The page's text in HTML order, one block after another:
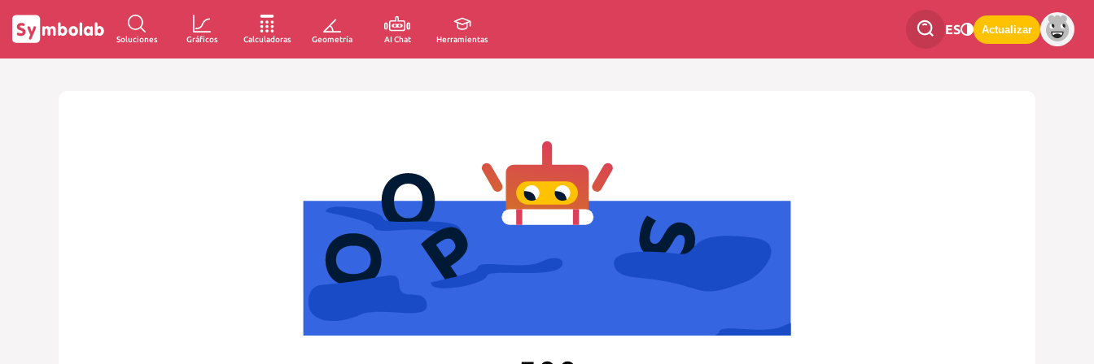
Soluciones Gráficos Calculadoras Geometría AI Chat Herramientas
ES Actualizar